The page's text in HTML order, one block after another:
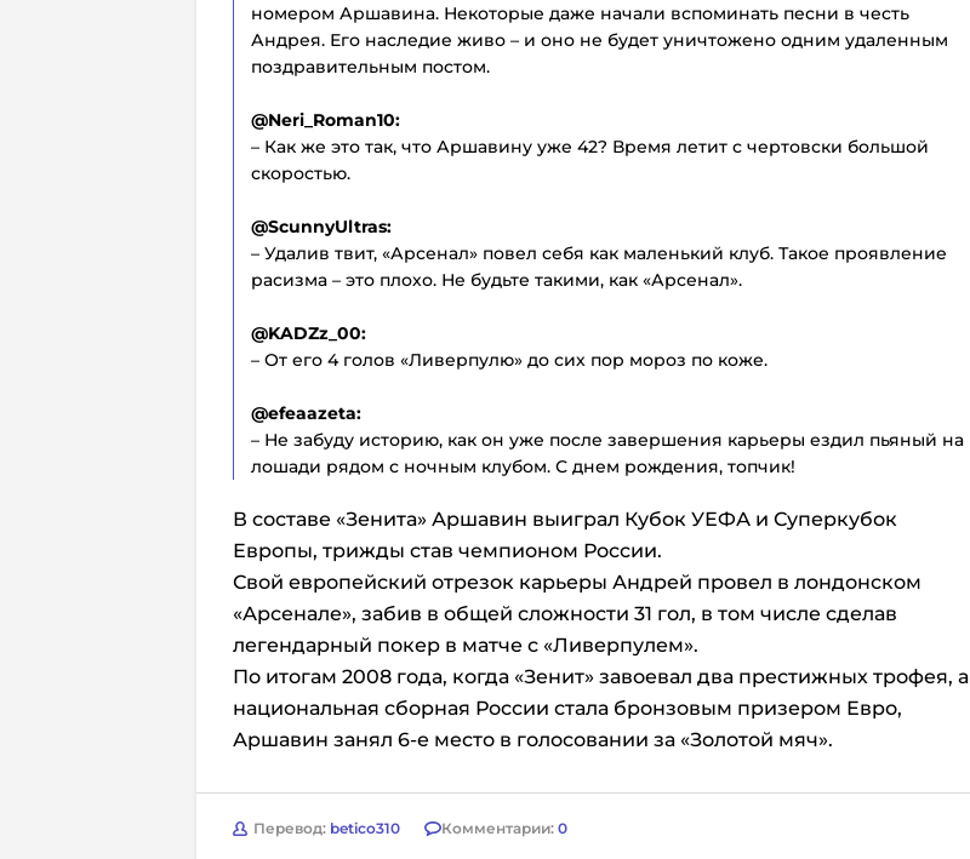
номером Аршавина. Некоторые даже начали вспоминать песни в честь
Андрея. Его наследие живо – и оно не будет уничтожено одним удаленным
поздравительным постом.
@Neri_Roman10:
– Как же это так, что Аршавину уже 42? Время летит с чертовски большой
скоростью.
@ScunnyUltras:
– Удалив твит, «Арсенал» повел себя как маленький клуб. Такое проявление
расизма – это плохо. Не будьте такими, как «Арсенал».
@KADZz_00:
– От его 4 голов «Ливерпулю» до сих пор мороз по коже.
@efeaazeta:
– Не забуду историю, как он уже после завершения карьеры ездил пьяный на
лошади рядом с ночным клубом. С днем рождения, топчик!
В составе «Зенита» Аршавин выиграл Кубок УЕФА и Суперкубок
Европы, трижды став чемпионом России.
Свой европейский отрезок карьеры Андрей провел в лондонском
«Арсенале», забив в общей сложности 31 гол, в том числе сделав
легендарный покер в матче с «Ливерпулем».
По итогам 2008 года, когда «Зенит» завоевал два престижных трофея, а
национальная сборная России стала бронзовым призером Евро,
Аршавин занял 6-е место в голосовании за «Золотой мяч».
Перевод: betico310 Комментарии: 0